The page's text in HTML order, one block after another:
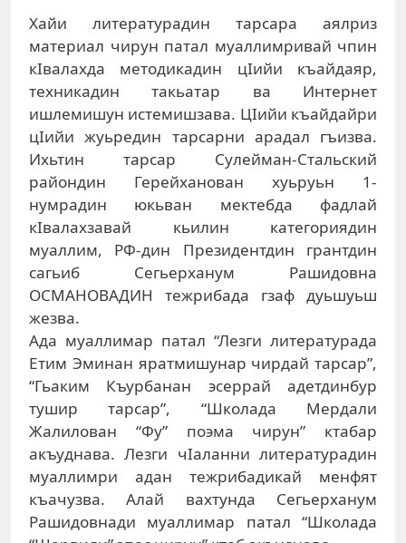
Хайи литературадин тарсара аялриз
материал чирун патал муаллимривай чпин
кIвалахда методикадин цIийи къайдаяр,
техникадин такьатар ва Интернет
ишлемишун истемишзава. ЦIийи къайдайри
цIийи жуьредин тарсарни арадал гъизва.
Ихьтин тарсар Сулейман-Стальский
райондин Герейханован хуьруьн 1-
нумрадин юкьван мектебда фадлай
кIвалахзавай кьилин категориядин
муаллим, РФ-дин Президентдин грантдин
сагьиб Сегьерханум Рашидовна
ОСМАНОВАДИН тежрибада гзаф дуьшуьш
жезва.
Ада муаллимар патал “Лезги литературада
Етим Эминан яратмишунар чирдай тарсар”,
“Гьаким Къурбанан эсеррай адетдинбур
тушир тарсар”, “Школада Мердали
Жалилован “Фу” поэма чирун” ктабар
акъуднава. Лезги чIаланни литературадин
муаллимри адан тежрибадикай менфят
къачузва. Алай вахтунда Сегьерханум
Рашидовнади муаллимар патал “Школада